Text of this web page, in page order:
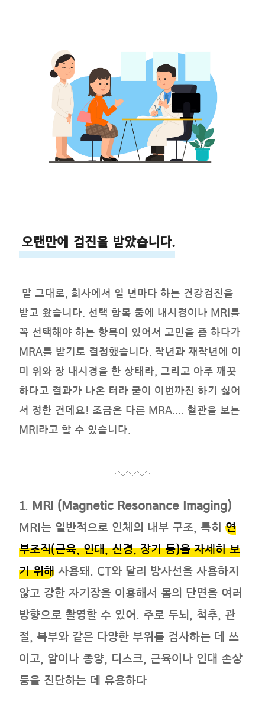
오랜만에 검진을 받았습니다.
말 그대로, 회사에서 일 년마다 하는 건강검진을
받고 왔습니다. 선택 항목 중에 내시경이나 MRI를
꼭 선택해야 하는 항목이 있어서 고민을 좀 하다가
MRA를 받기로 결정했습니다. 작년과 재작년에 이
미 위와 장 내시경을 한 상태라, 그리고 아주 깨끗
하다고 결과가 나온 터라 굳이 이번까진 하기 싫어
서 정한 건데요! 조금은 다른 MRA.... 혈관을 보는
MRI라고 할 수 있습니다.
1. MRI (Magnetic Resonance Imaging)
MRI는 일반적으로 인체의 내부 구조, 특히 연
부조직(근육, 인대, 신경, 장기 등)을 자세히 보
기 위해 사용돼. CT와 달리 방사선을 사용하지
않고 강한 자기장을 이용해서 몸의 단면을 여러
방향으로 촬영할 수 있어. 주로 두뇌, 척추, 관
절, 복부와 같은 다양한 부위를 검사하는 데 쓰
이고, 암이나 종양, 디스크, 근육이나 인대 손상
등을 진단하는 데 유용하다